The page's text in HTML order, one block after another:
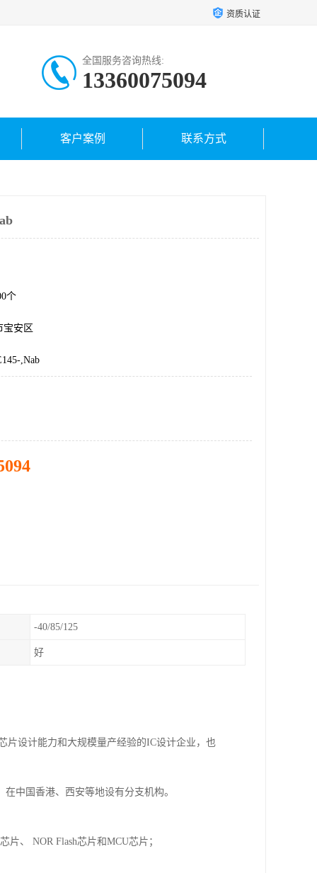
资质认证
全国服务咨询热线:
13360075094
客户案例 联系方式
个
宝安区
,Nab
-40/85/125
好
片设计能力和大规模量产经验的IC设计企业，也
中国香港、西安等地设有分支机构。
、 NOR Flash芯片和MCU芯片；